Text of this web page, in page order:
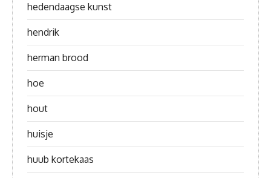
hedendaagse kunst
hendrik
herman brood
hoe
hout
huisje
huub kortekaas